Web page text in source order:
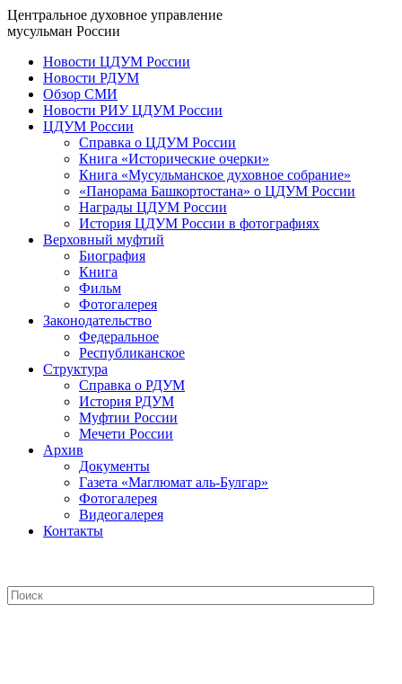
Центральное духовное управление
мусульман России
Новости ЦДУМ России
Новости РДУМ
Обзор СМИ
Новости РИУ ЦДУМ России
ЦДУМ России
Справка о ЦДУМ России
Книга «Исторические очерки»
Книга «Мусульманское духовное собрание»
«Панорама Башкортостана» о ЦДУМ России
Награды ЦДУМ России
История ЦДУМ России в фотографиях
Верховный муфтий
Биография
Книга
Фильм
Фотогалерея
Законодательство
Федеральное
Республиканское
Структура
Справка о РДУМ
История РДУМ
Муфтии России
Мечети России
Архив
Документы
Газета «Маглюмат аль-Булгар»
Фотогалерея
Видеогалерея
Контакты